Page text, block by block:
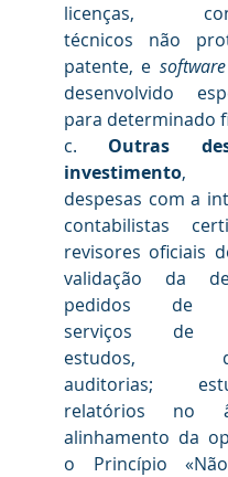
licenças,
técnicos não
patente, e
desenvolvido
para determinado
c. Outras
investimento,
despesas com a
contabilistas
revisores oficiais
validação da
pedidos de
serviços de
estudos,
auditorias;
relatórios no
alinhamento da
o Princípio